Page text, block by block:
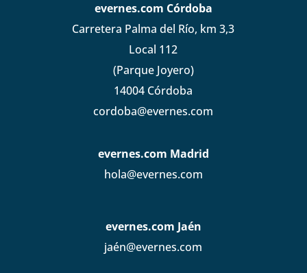
evernes.com Córdoba
Carretera Palma del Río, km 3,3
Local 112
(Parque Joyero)
14004 Córdoba
cordoba@evernes.com
evernes.com Madrid
hola@evernes.com
evernes.com Jaén
jaén@evernes.com